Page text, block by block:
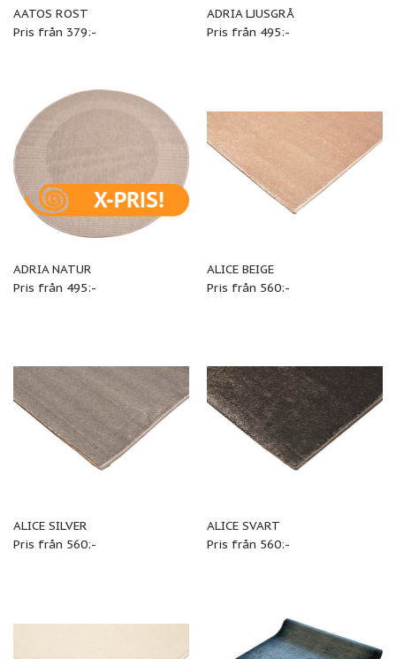
AATOS ROST
Pris från 379:-
ADRIA LJUSGRÅ
Pris från 495:-
ADRIA NATUR
Pris från 495:-
ALICE BEIGE
Pris från 560:-
ALICE SILVER
Pris från 560:-
ALICE SVART
Pris från 560:-